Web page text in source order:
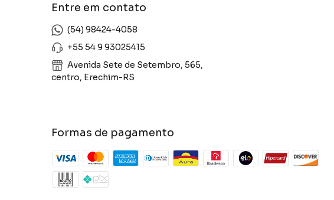
Entre em contato
(54) 98424-4058
+55 54 9 93025415
Avenida Sete de Setembro, 565,
centro, Erechim-RS
Formas de pagamento